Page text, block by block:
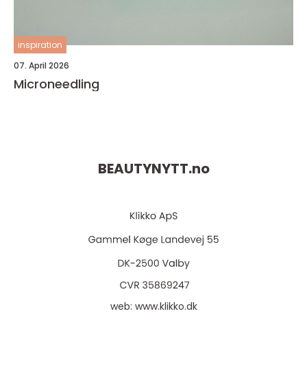
inspiration
07. April 2026
Microneedling
BEAUTYNYTT.no
web: www.klikko.dk